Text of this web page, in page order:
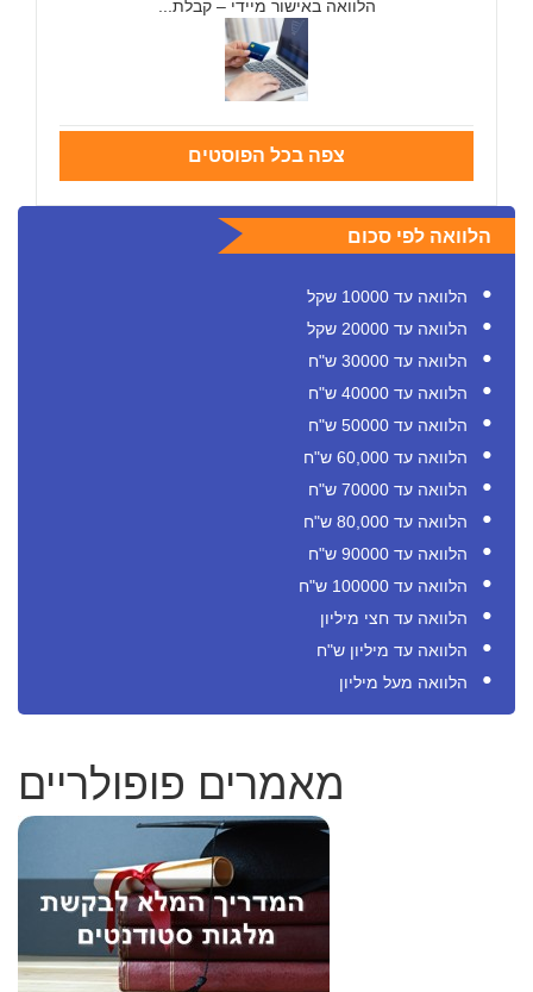
הלוואה באישור מיידי – קבלת...
צפה בכל הפוסטים
הלוואה לפי סכום
הלוואה עד 10000 שקל
הלוואה עד 20000 שקל
הלוואה עד 30000 ש"ח
הלוואה עד 40000 ש"ח
הלוואה עד 50000 ש"ח
הלוואה עד 60,000 ש"ח
הלוואה עד 70000 ש"ח
הלוואה עד 80,000 ש"ח
הלוואה עד 90000 ש"ח
הלוואה עד 100000 ש"ח
הלוואה עד חצי מיליון
הלוואה עד מיליון ש"ח
הלוואה מעל מיליון
מאמרים פופולריים